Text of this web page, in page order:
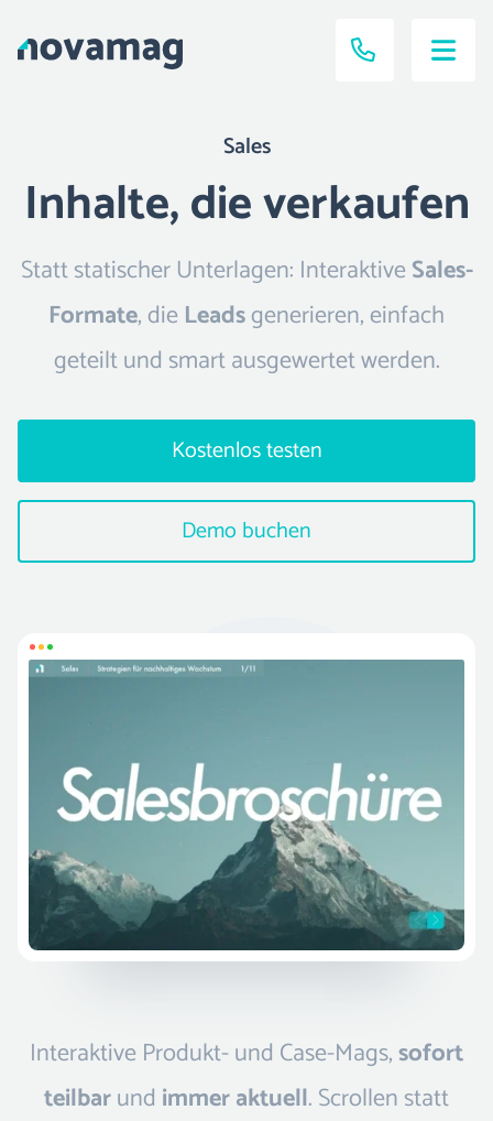
Inhalte, die verkaufen
Sales
Statt statischer Unterlagen: InteraktiveSales-
Formate, dieLeadsgenerieren, einfach
geteilt und smart ausgewertet werden.
Kostenlos testen
Demo buchen
Interaktive Produkt- und Case-Mags,sofort
teilbarund immer aktuell. Scrollen statt